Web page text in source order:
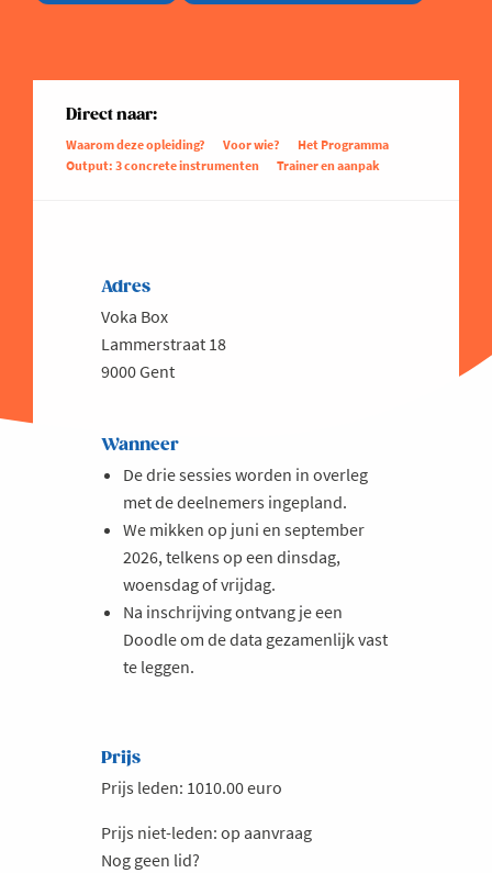
Direct naar:
Waarom deze opleiding? Voor wie?
Het Programma
Output: 3 concrete instrumenten
Trainer en aanpak
Adres
Voka Box
Lammerstraat 18
9000 Gent
Wanneer
De drie sessies worden in overleg
met de deelnemers ingepland.
We mikken op juni en september
2026, telkens op een dinsdag,
woensdag of vrijdag.
Na inschrijving ontvang je een
Doodle om de data gezamenlijk vast
te leggen.
Prijs
Prijs leden: 1010.00 euro
Prijs niet-leden: op aanvraag
Nog geen lid?